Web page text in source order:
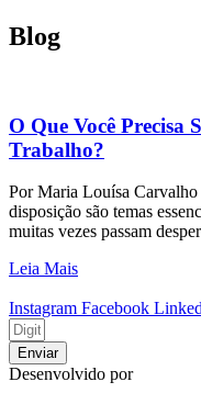
Blog
O Que Você Precisa
Trabalho?
Por Maria Louísa
disposição são temas
muitas vezes passam
Leia Mais
Instagram Facebook
Enviar
Desenvolvido por